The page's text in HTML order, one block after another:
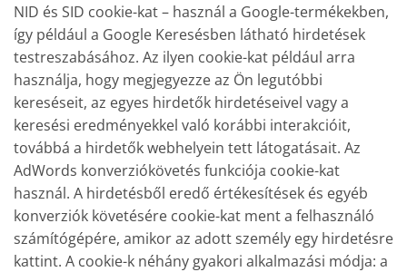
NID és SID cookie-kat – használ a Google-termékekben,
így például a Google Keresésben látható hirdetések
testreszabásához. Az ilyen cookie-kat például arra
használja, hogy megjegyezze az Ön legutóbbi
kereséseit, az egyes hirdetők hirdetéseivel vagy a
keresési eredményekkel való korábbi interakcióit,
továbbá a hirdetők webhelyein tett látogatásait. Az
AdWords konverziókövetés funkciója cookie-kat
használ. A hirdetésből eredő értékesítések és egyéb
konverziók követésére cookie-kat ment a felhasználó
számítógépére, amikor az adott személy egy hirdetésre
kattint. A cookie-k néhány gyakori alkalmazási módja: a